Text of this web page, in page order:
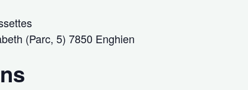
(Parc, 5) 7850 Enghien